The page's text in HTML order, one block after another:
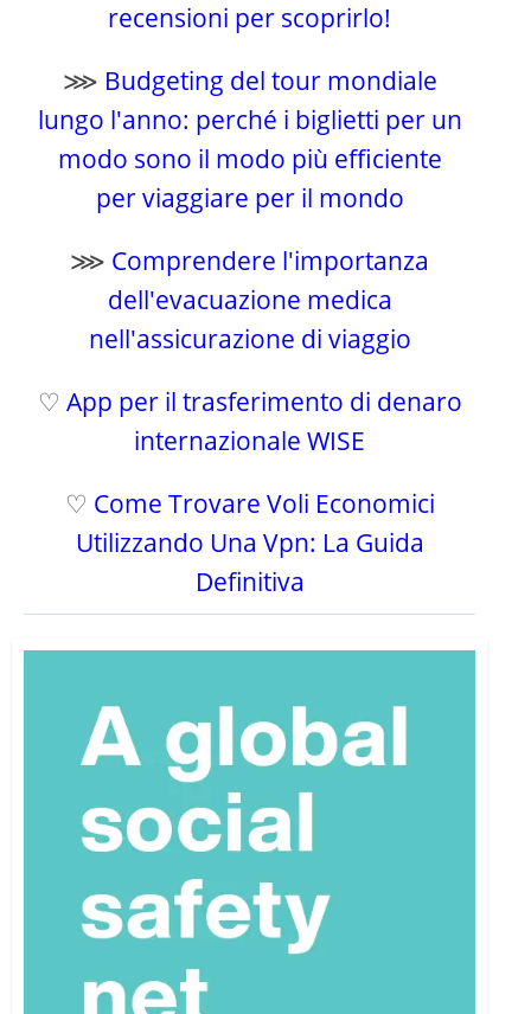
recensioni per scoprirlo!
⋙ Budgeting del tour mondiale
lungo l'anno: perché i biglietti per un
modo sono il modo più efficiente
per viaggiare per il mondo
⋙ Comprendere l'importanza
dell'evacuazione medica
nell'assicurazione di viaggio
♡ App per il trasferimento di denaro
internazionale WISE
♡ Come Trovare Voli Economici
Utilizzando Una Vpn: La Guida
Definitiva